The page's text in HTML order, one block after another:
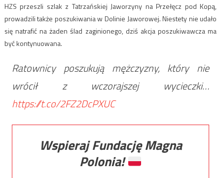
HZS przeszli szlak z Tatrzańskiej Jaworzyny na Przełęcz pod Kopą,
prowadzili także poszukiwania w Dolinie Jaworowej. Niestety nie udało
się natrafić na żaden ślad zaginionego, dziś akcja poszukiwawcza ma
być kontynuowana.
Ratownicy poszukują mężczyzny, który nie
wrócił z wczorajszej wycieczki…
https://t.co/2FZ2DcPXUC
Wspieraj Fundację Magna
Polonia!